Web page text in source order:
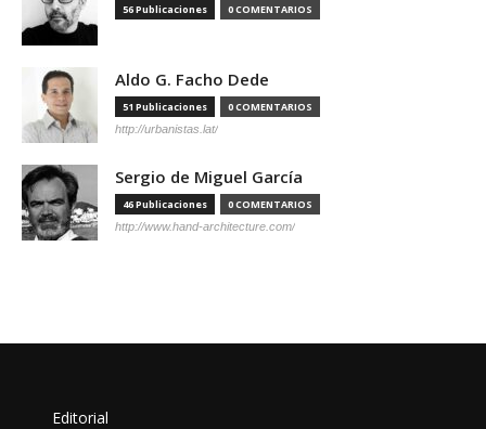
56 Publicaciones 0 COMENTARIOS
Aldo G. Facho Dede
51 Publicaciones 0 COMENTARIOS
http://urbanistas.lat/
Sergio de Miguel García
46 Publicaciones 0 COMENTARIOS
http://www.hand-architecture.com/
Editorial